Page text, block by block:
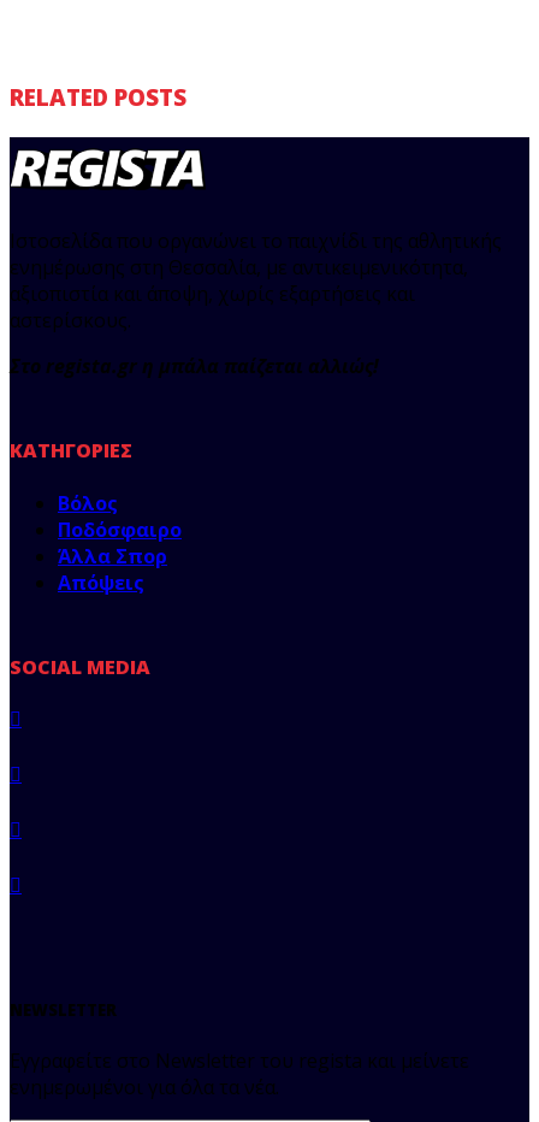
RELATED POSTS
Ιστοσελίδα που οργανώνει το παιχνίδι της αθλητικής
ενημέρωσης στη Θεσσαλία, με αντικειμενικότητα,
αξιοπιστία και άποψη, χωρίς εξαρτήσεις και
αστερίσκους.
Στο regista.gr η μπάλα παίζεται αλλιώς!
ΚΑΤΗΓΟΡΊΕΣ
Βόλος
Ποδόσφαιρο
Άλλα Σπορ
Απόψεις
SOCIAL MEDIA
NEWSLETTER
Εγγραφείτε στο Newsletter του regista και μείνετε
ενημερωμένοι για όλα τα νέα.